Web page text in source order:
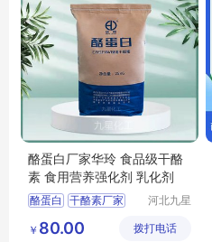
酪蛋白厂家华玲 食品级干酪
素 食用营养强化剂 乳化剂
酪蛋白
干酪素厂家
河北九星
有限公司
￥ 80.00 拨打电话